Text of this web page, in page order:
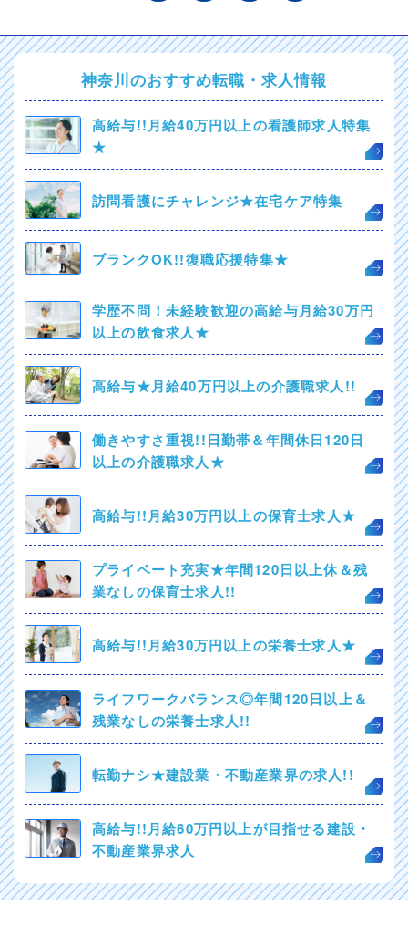
神奈川のおすすめ転職・求人情報
高給与!!月給40万円以上の看護師求人特集
★
訪問看護にチャレンジ★在宅ケア特集
ブランクOK!!復職応援特集★
学歴不問！未経験歓迎の高給与月給30万円
以上の飲食求人★
高給与★月給40万円以上の介護職求人!!
働きやすさ重視!!日勤帯＆年間休日120日
以上の介護職求人★
高給与!!月給30万円以上の保育士求人★
プライベート充実★年間120日以上休＆残
業なしの保育士求人!!
高給与!!月給30万円以上の栄養士求人★
ライフワークバランス◎年間120日以上＆
残業なしの栄養士求人!!
転勤ナシ★建設業・不動産業界の求人!!
高給与!!月給60万円以上が目指せる建設・
不動産業界求人